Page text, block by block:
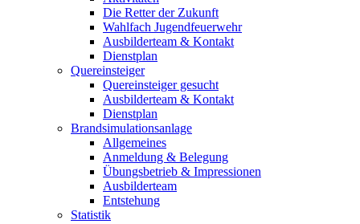
Die Retter der Zukunft
Wahlfach Jugendfeuerwehr
Ausbilderteam & Kontakt
Dienstplan
Quereinsteiger
Quereinsteiger gesucht
Ausbilderteam & Kontakt
Dienstplan
Brandsimulationsanlage
Allgemeines
Anmeldung & Belegung
Übungsbetrieb & Impressionen
Ausbilderteam
Entstehung
Statistik